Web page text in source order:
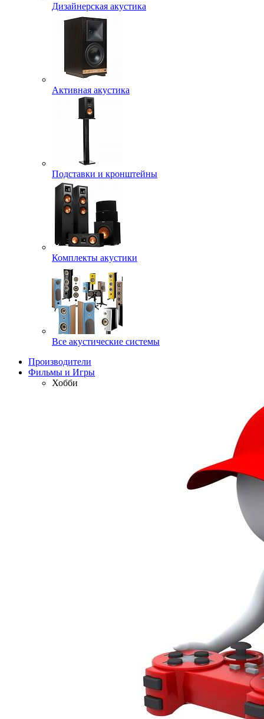
Дизайнерская акустика
Активная акустика
Подставки и кронштейны
Комплекты акустики
Все акустические системы
Производители
Фильмы и Игры
Хобби